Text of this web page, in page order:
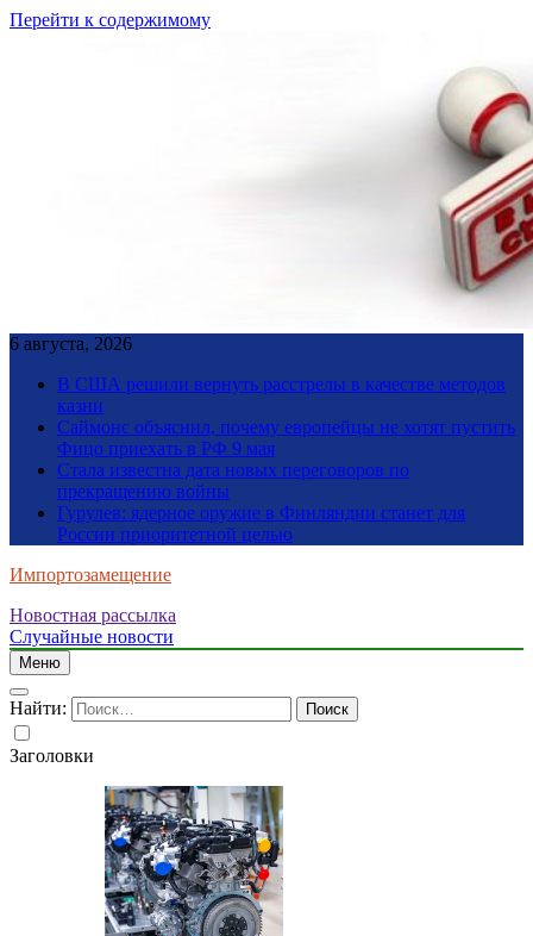
Перейти к содержимому
6 августа, 2026
В США решили вернуть расстрелы в качестве методов
казни
Саймонс объяснил, почему европейцы не хотят пустить
Фицо приехать в РФ 9 мая
Стала известна дата новых переговоров по
прекращению войны
Гурулев: ядерное оружие в Финляндии станет для
России приоритетной целью
Импортозамещение
Новостная рассылка
Случайные новости
Меню
Найти:
Заголовки